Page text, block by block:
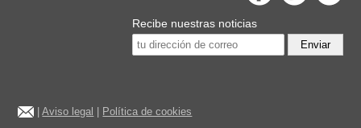
Recibe nuestras noticias
Enviar
|Aviso legal Política de cookies